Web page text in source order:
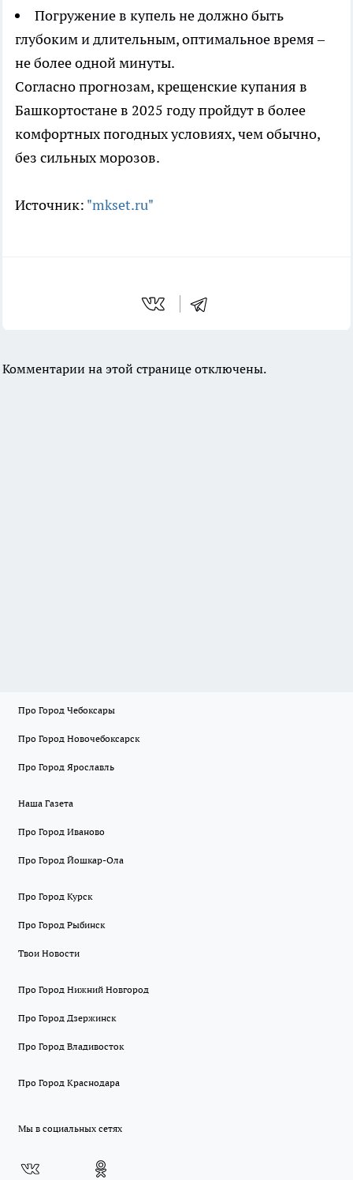
Погружение в купель не должно быть
глубоким и длительным, оптимальное время –
не более одной минуты.
Согласно прогнозам, крещенские купания в
Башкортостане в 2025 году пройдут в более
комфортных погодных условиях, чем обычно,
без сильных морозов.
Источник: "mkset.ru"
Комментарии на этой странице отключены.
Про Город Чебоксары
Про Город Новочебоксарск
Про Город Ярославль
Наша Газета
Про Город Иваново
Про Город Йошкар-Ола
Про Город Курск
Про Город Рыбинск
Твои Новости
Про Город Нижний Новгород
Про Город Дзержинск
Про Город Владивосток
Про Город Краснодара
Мы в социальных сетях